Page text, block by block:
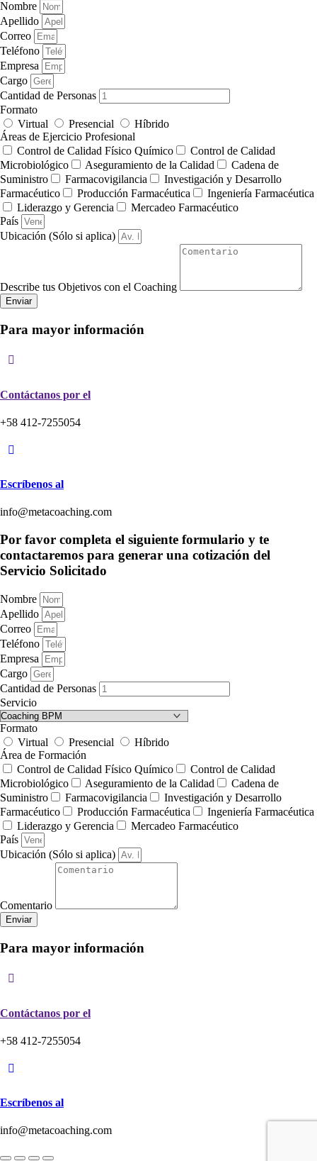
Nombre
Apellido
Correo
Teléfono
Empresa
Cargo
Cantidad de Personas
Formato
Virtual
Presencial
Híbrido
Áreas de Ejercicio Profesional
Control de Calidad Físico Químico
Control de Calidad
Microbiológico
Aseguramiento de la Calidad
Cadena de
Suministro
Farmacovigilancia
Investigación y Desarrollo
Farmacéutico
Producción Farmacéutica
Ingeniería Farmacéutica
Liderazgo y Gerencia
Mercadeo Farmacéutico
País
Ubicación (Sólo si aplica)
Describe tus Objetivos con el Coaching
Enviar
Para mayor información
Contáctanos por el
+58 412-7255054
Escríbenos al
info@metacoaching.com
Por favor completa el siguiente formulario y te
contactaremos para generar una cotización del
Servicio Solicitado
Nombre
Apellido
Correo
Teléfono
Empresa
Cargo
Cantidad de Personas
Servicio
Formato
Virtual
Presencial
Híbrido
Área de Formación
Control de Calidad Físico Químico
Control de Calidad
Microbiológico
Aseguramiento de la Calidad
Cadena de
Suministro
Farmacovigilancia
Investigación y Desarrollo
Farmacéutico
Producción Farmacéutica
Ingeniería Farmacéutica
Liderazgo y Gerencia
Mercadeo Farmacéutico
País
Ubicación (Sólo si aplica)
Comentario
Enviar
Para mayor información
Contáctanos por el
+58 412-7255054
Escríbenos al
info@metacoaching.com